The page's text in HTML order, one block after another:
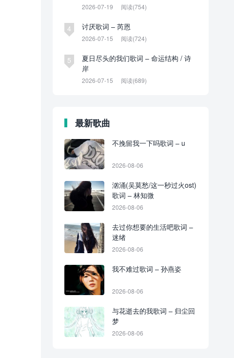
2026-07-19 阅读(754)
4 讨厌歌词 – 芮恩
2026-07-15 阅读(724)
5
夏日尽头的我们歌词 – 命运结构 / 诗
岸
2026-07-15 阅读(689)
最新歌曲
不挽留我一下吗歌词 – u
2026-08-06
汹涌(吴莫愁/这一秒过火ost)
歌词 – 林知微
2026-08-06
去过你想要的生活吧歌词 –
迷绪
2026-08-06
我不难过歌词 – 孙燕姿
2026-08-06
与花逝去的我歌词 – 归尘回
梦
2026-08-06